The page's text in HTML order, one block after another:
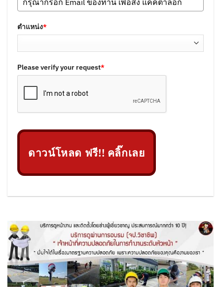
ตำแหน่ง*
Please verify your request*
ดาวน์โหลด ฟรี!! คลิ๊กเลย